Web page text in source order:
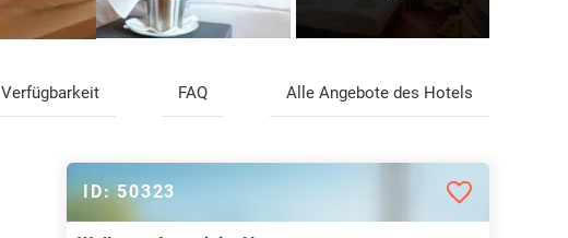
Verfügbarkeit FAQ Alle Angebote des Hotels
ID: 50323